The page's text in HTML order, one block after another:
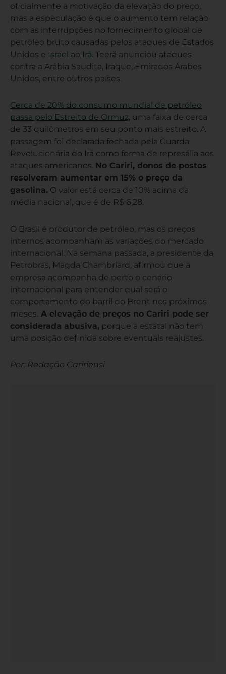
oficialmente a motivação da elevação do preço,
mas a especulação é que o aumento tem relação
com as interrupções no fornecimento global de
petróleo bruto causadas pelos ataques de Estados
Unidos e Israel ao Irã. Teerã anunciou ataques
contra a Arábia Saudita, Iraque, Emirados Árabes
Unidos, entre outros países.
Cerca de 20% do consumo mundial de petróleo
passa pelo Estreito de Ormuz, uma faixa de cerca
de 33 quilômetros em seu ponto mais estreito. A
passagem foi declarada fechada pela Guarda
Revolucionária do Irã como forma de represália aos
ataques americanos. No Cariri, donos de postos
resolveram aumentar em 15% o preço da
gasolina. O valor está cerca de 10% acima da
média nacional, que é de R$ 6,28.
O Brasil é produtor de petróleo, mas os preços
internos acompanham as variações do mercado
internacional. Na semana passada, a presidente da
Petrobras, Magda Chambriard, afirmou que a
empresa acompanha de perto o cenário
internacional para entender qual será o
comportamento do barril do Brent nos próximos
meses. A elevação de preços no Cariri pode ser
considerada abusiva, porque a estatal não tem
uma posição definida sobre eventuais reajustes.
Por: Redação Caririensi